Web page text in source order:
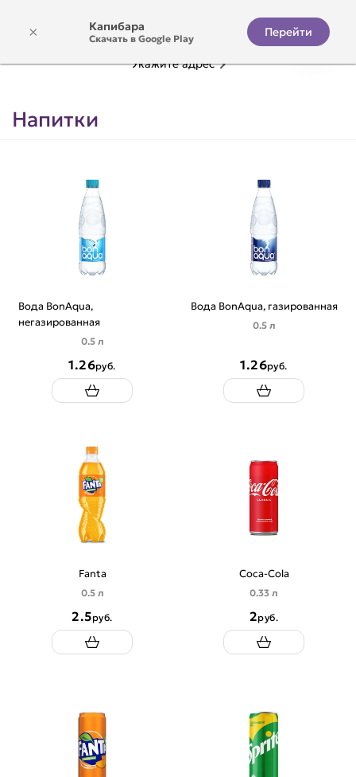
Укажите адрес
Напитки
Вода BonAqua,
негазированная
0.5 л
1.26руб.
Вода BonAqua, газированная
0.5 л
1.26руб.
Fanta
0.5 л
2.5руб.
Coca-Cola
0.33 л
2руб.
× Капибара
Скачать в Google Play Перейти